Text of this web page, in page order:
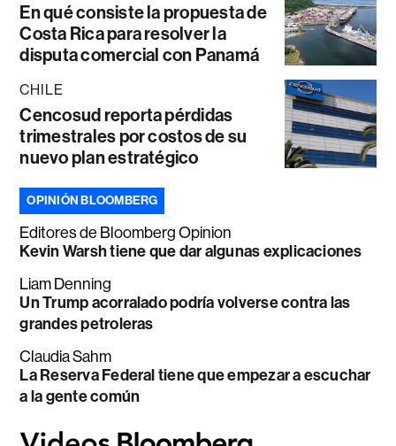
En qué consiste la propuesta de
Costa Rica para resolver la
disputa comercial con Panamá
CHILE
Cencosud reporta pérdidas
trimestrales por costos de su
nuevo plan estratégico
OPINIÓN BLOOMBERG
Editores de Bloomberg Opinion
Kevin Warsh tiene que dar algunas explicaciones
Liam Denning
Un Trump acorralado podría volverse contra las
grandes petroleras
Claudia Sahm
La Reserva Federal tiene que empezar a escuchar
a la gente común